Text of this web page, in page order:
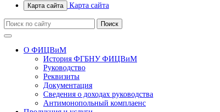
Карта сайта Карта сайта
О ФИЦВиМ
История ФГБНУ ФИЦВиМ
Руководство
Реквизиты
Документация
Сведения о доходах руководства
Антимонопольный комплаенс